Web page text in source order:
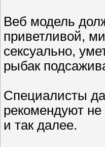
Веб модель
приветливой,
сексуально,
рыбак
Специалисты
рекомендуют
и так далее.